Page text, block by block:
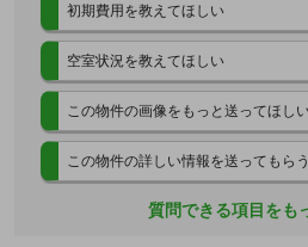
初期費用を教えてほしい
空室状況を教えてほしい
この物件の画像をもっと送ってほし
この物件の詳しい情報を送ってもらう
質問できる項目をも